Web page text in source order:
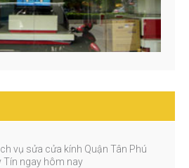
vụ sửa cửa kính Quận Tân Phú
Tín ngay hôm nay